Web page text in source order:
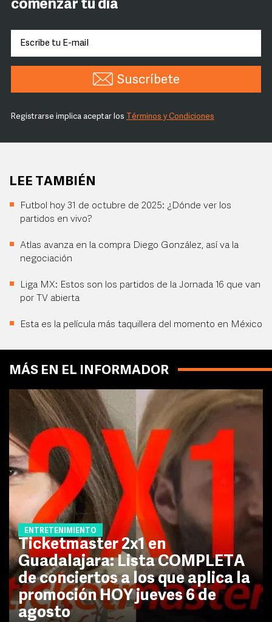
comenzar tu día
Suscríbete
Registrarse implica aceptar los Términos y Condiciones
LEE TAMBIÉN
Futbol hoy 31 de octubre de 2025: ¿Dónde ver los
partidos en vivo?
Atlas avanza en la compra Diego González, así va la
negociación
Liga MX: Estos son los partidos de la Jornada 16 que van
por TV abierta
Esta es la película más taquillera del momento en México
MÁS EN EL INFORMADOR
ENTRETENIMIENTO
Ticketmaster 2x1 en
Guadalajara: Lista COMPLETA
de conciertos a los que aplica la
promoción HOY jueves 6 de
agosto